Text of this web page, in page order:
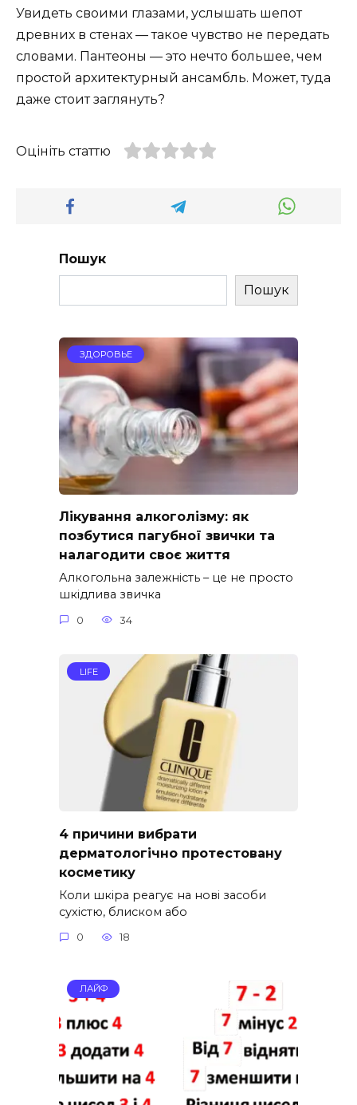
Увидеть своими глазами, услышать шепот
древних в стенах — такое чувство не передать
словами. Пантеоны — это нечто большее, чем
простой архитектурный ансамбль. Может, туда
даже стоит заглянуть?
Оцініть статтю
Пошук
Пошук
ЗДОРОВЬЕ
Лікування алкоголізму: як
позбутися пагубної звички та
налагодити своє життя
Алкогольна залежність – це не просто
шкідлива звичка
0 34
LIFE
4 причини вибрати
дерматологічно протестовану
косметику
Коли шкіра реагує на нові засоби
сухістю, блиском або
0 18
ЛАЙФ